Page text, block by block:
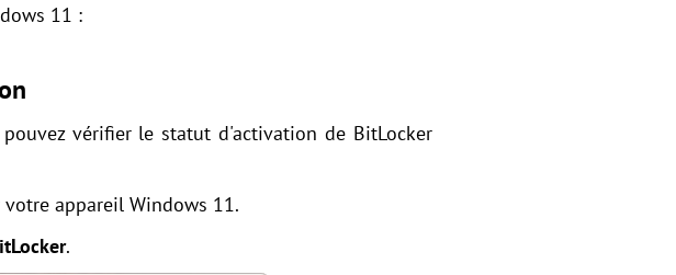
11 :
vérifier le statut d'activation de BitLocker
appareil Windows 11.
.